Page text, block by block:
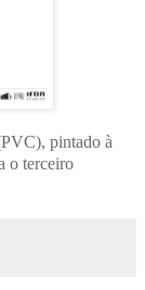
pintado à
o terceiro